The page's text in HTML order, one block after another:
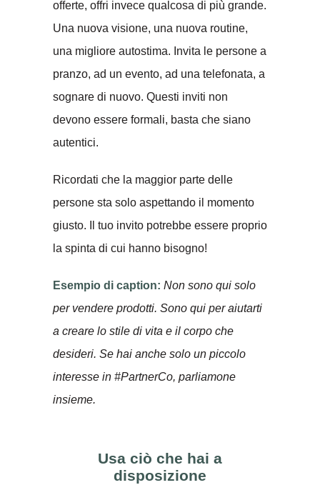
offerte, offri invece qualcosa di più grande.
Una nuova visione, una nuova routine,
una migliore autostima. Invita le persone a
pranzo, ad un evento, ad una telefonata, a
sognare di nuovo. Questi inviti non
devono essere formali, basta che siano
autentici.
Ricordati che la maggior parte delle
persone sta solo aspettando il momento
giusto. Il tuo invito potrebbe essere proprio
la spinta di cui hanno bisogno!
Esempio di caption: Non sono qui solo
per vendere prodotti. Sono qui per aiutarti
a creare lo stile di vita e il corpo che
desideri. Se hai anche solo un piccolo
interesse in #PartnerCo, parliamone
insieme.
Usa ciò che hai a
disposizione